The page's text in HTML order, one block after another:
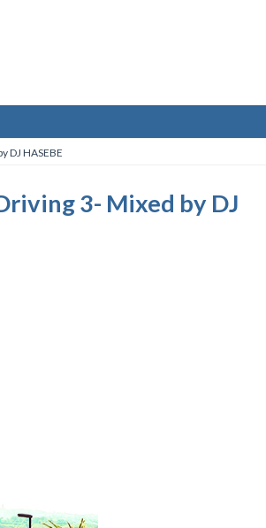
DJ HASEBE
3- Mixed by DJ